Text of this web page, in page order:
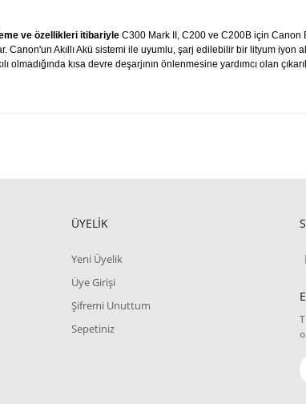
ve özellikleri itibariyle C300 Mark II, C200 ve C200B için Canon
Canon'un Akıllı Akü sistemi ile uyumlu, şarj edilebilir bir lityum iyon
olmadığında kısa devre deşarjının önlenmesine yardımcı olan
ÜYELİK
Yeni Üyelik
Üye Girişi
Şifremi Unuttum
Sepetiniz